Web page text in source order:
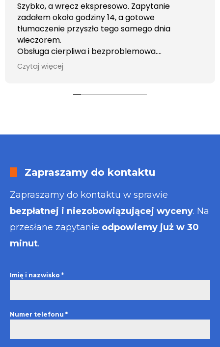
Szybko, a wręcz ekspresowo. Zapytanie
zadałem około godziny 14, a gotowe
tłumaczenie przyszło tego samego dnia
wieczorem.
Obsługa cierpliwa i bezproblemowa.
Otrzymałem wszelkie informacje i porady jaka
usługa będzie dla mnie najlepsza. Faktura także
Czytaj więcej
Zapraszamy do kontaktu
Zapraszamy do kontaktu w sprawie
bezpłatnej i niezobowiązującej wyceny. Na
przesłane zapytanie odpowiemy już w 30
minut.
Imię i nazwisko *
Numer telefonu *